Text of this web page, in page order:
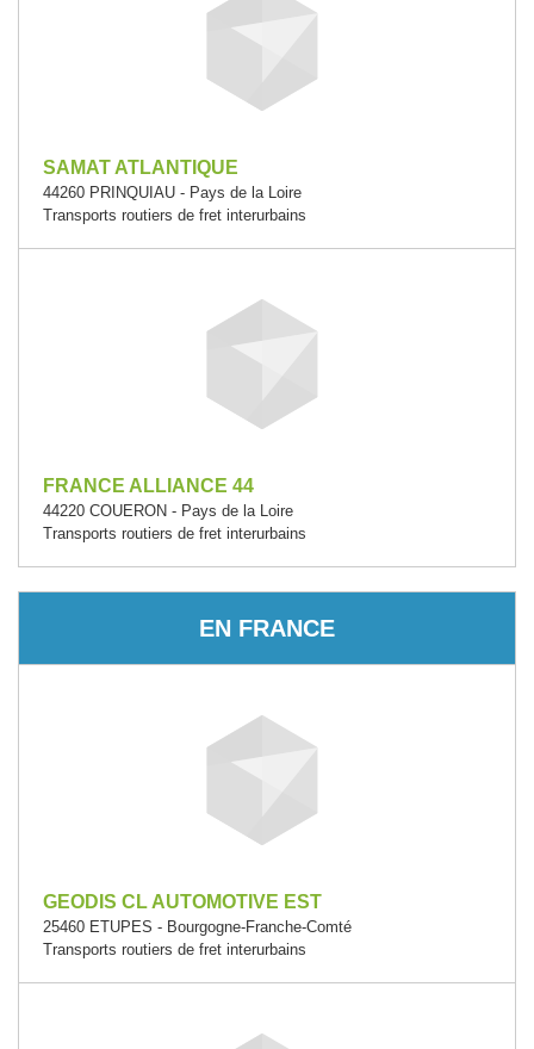
SAMAT ATLANTIQUE
44260 PRINQUIAU - Pays de la Loire
Transports routiers de fret interurbains
FRANCE ALLIANCE 44
44220 COUERON - Pays de la Loire
Transports routiers de fret interurbains
EN FRANCE
GEODIS CL AUTOMOTIVE EST
25460 ETUPES - Bourgogne-Franche-Comté
Transports routiers de fret interurbains